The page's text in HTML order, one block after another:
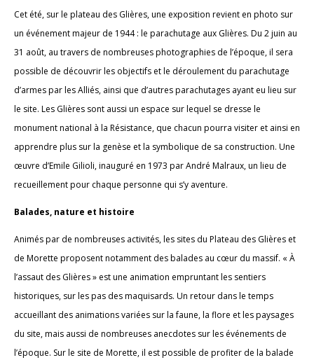
Cet été, sur le plateau des Glières, une exposition revient en photo sur
un événement majeur de 1944 : le parachutage aux Glières. Du 2 juin au
31 août, au travers de nombreuses photographies de l’époque, il sera
possible de découvrir les objectifs et le déroulement du parachutage
d’armes par les Alliés, ainsi que d’autres parachutages ayant eu lieu sur
le site. Les Glières sont aussi un espace sur lequel se dresse le
monument national à la Résistance, que chacun pourra visiter et ainsi en
apprendre plus sur la genèse et la symbolique de sa construction. Une
œuvre d’Emile Gilioli, inauguré en 1973 par André Malraux, un lieu de
recueillement pour chaque personne qui s’y aventure.
Balades, nature et histoire
Animés par de nombreuses activités, les sites du Plateau des Glières et
de Morette proposent notamment des balades au cœur du massif. « À
l’assaut des Glières » est une animation empruntant les sentiers
historiques, sur les pas des maquisards. Un retour dans le temps
accueillant des animations variées sur la faune, la flore et les paysages
du site, mais aussi de nombreuses anecdotes sur les événements de
l’époque. Sur le site de Morette, il est possible de profiter de la balade